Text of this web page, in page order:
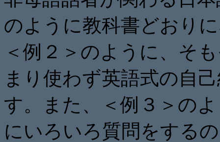
のように教科書どおり
＜例２＞のように、そ
まり使わず英語式の自
す。また、＜例３＞の
にいろいろ質問をする